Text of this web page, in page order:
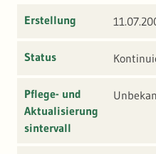
ihrem Inhalt wird
vorhabensbezogenen B-
BauGB bzw. § 12 BauGB).
erfolgt gemäß §§ 8-11 und
Fachlich: Räumlicher
Festsetzungen (Karte und
Erstellung
Status
Pflege- und
Aktualisierung
sintervall